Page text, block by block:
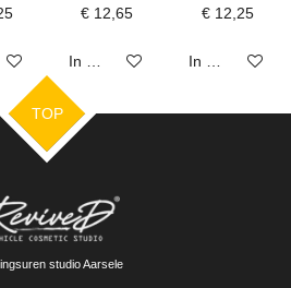
€ 12,65
In winkelwagen
€ 12,25
In
TOP
studio Aarsele